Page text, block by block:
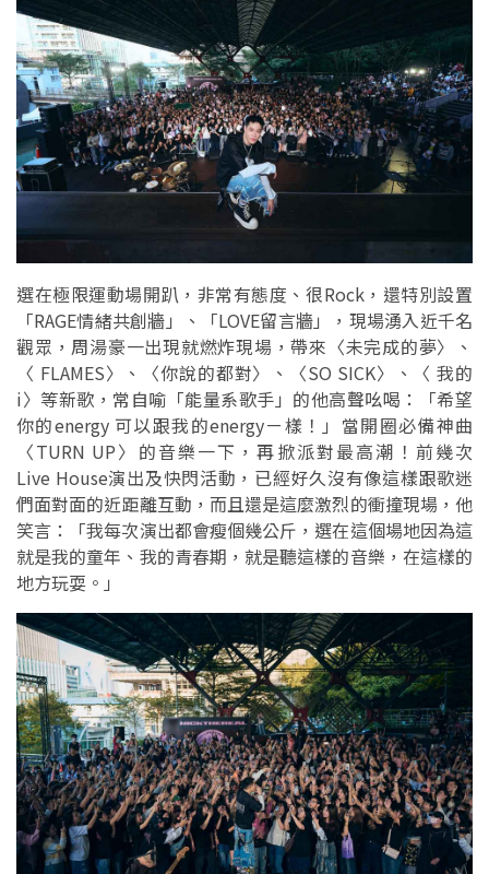
選在極限運動場開趴，非常有態度、很Rock，還特別設置
「RAGE情緒共創牆」、「LOVE留言牆」，現場湧入近千名
觀眾，周湯豪一出現就燃炸現場，帶來〈未完成的夢〉、
〈 FLAMES〉、〈你說的都對〉、〈SO SICK〉、〈 我的
i〉等新歌，常自喻「能量系歌手」的他高聲吆喝：「希望
你的energy 可以跟我的energyㄧ樣！」當開圈必備神曲
〈TURN UP〉的音樂一下，再掀派對最高潮！前幾次
Live House演出及快閃活動，已經好久沒有像這樣跟歌迷
們面對面的近距離互動，而且還是這麼激烈的衝撞現場，他
笑言：「我每次演出都會瘦個幾公斤，選在這個場地因為這
就是我的童年、我的青春期，就是聽這樣的音樂，在這樣的
地方玩耍。」